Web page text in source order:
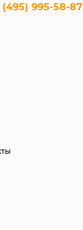
(495) 995-58-87